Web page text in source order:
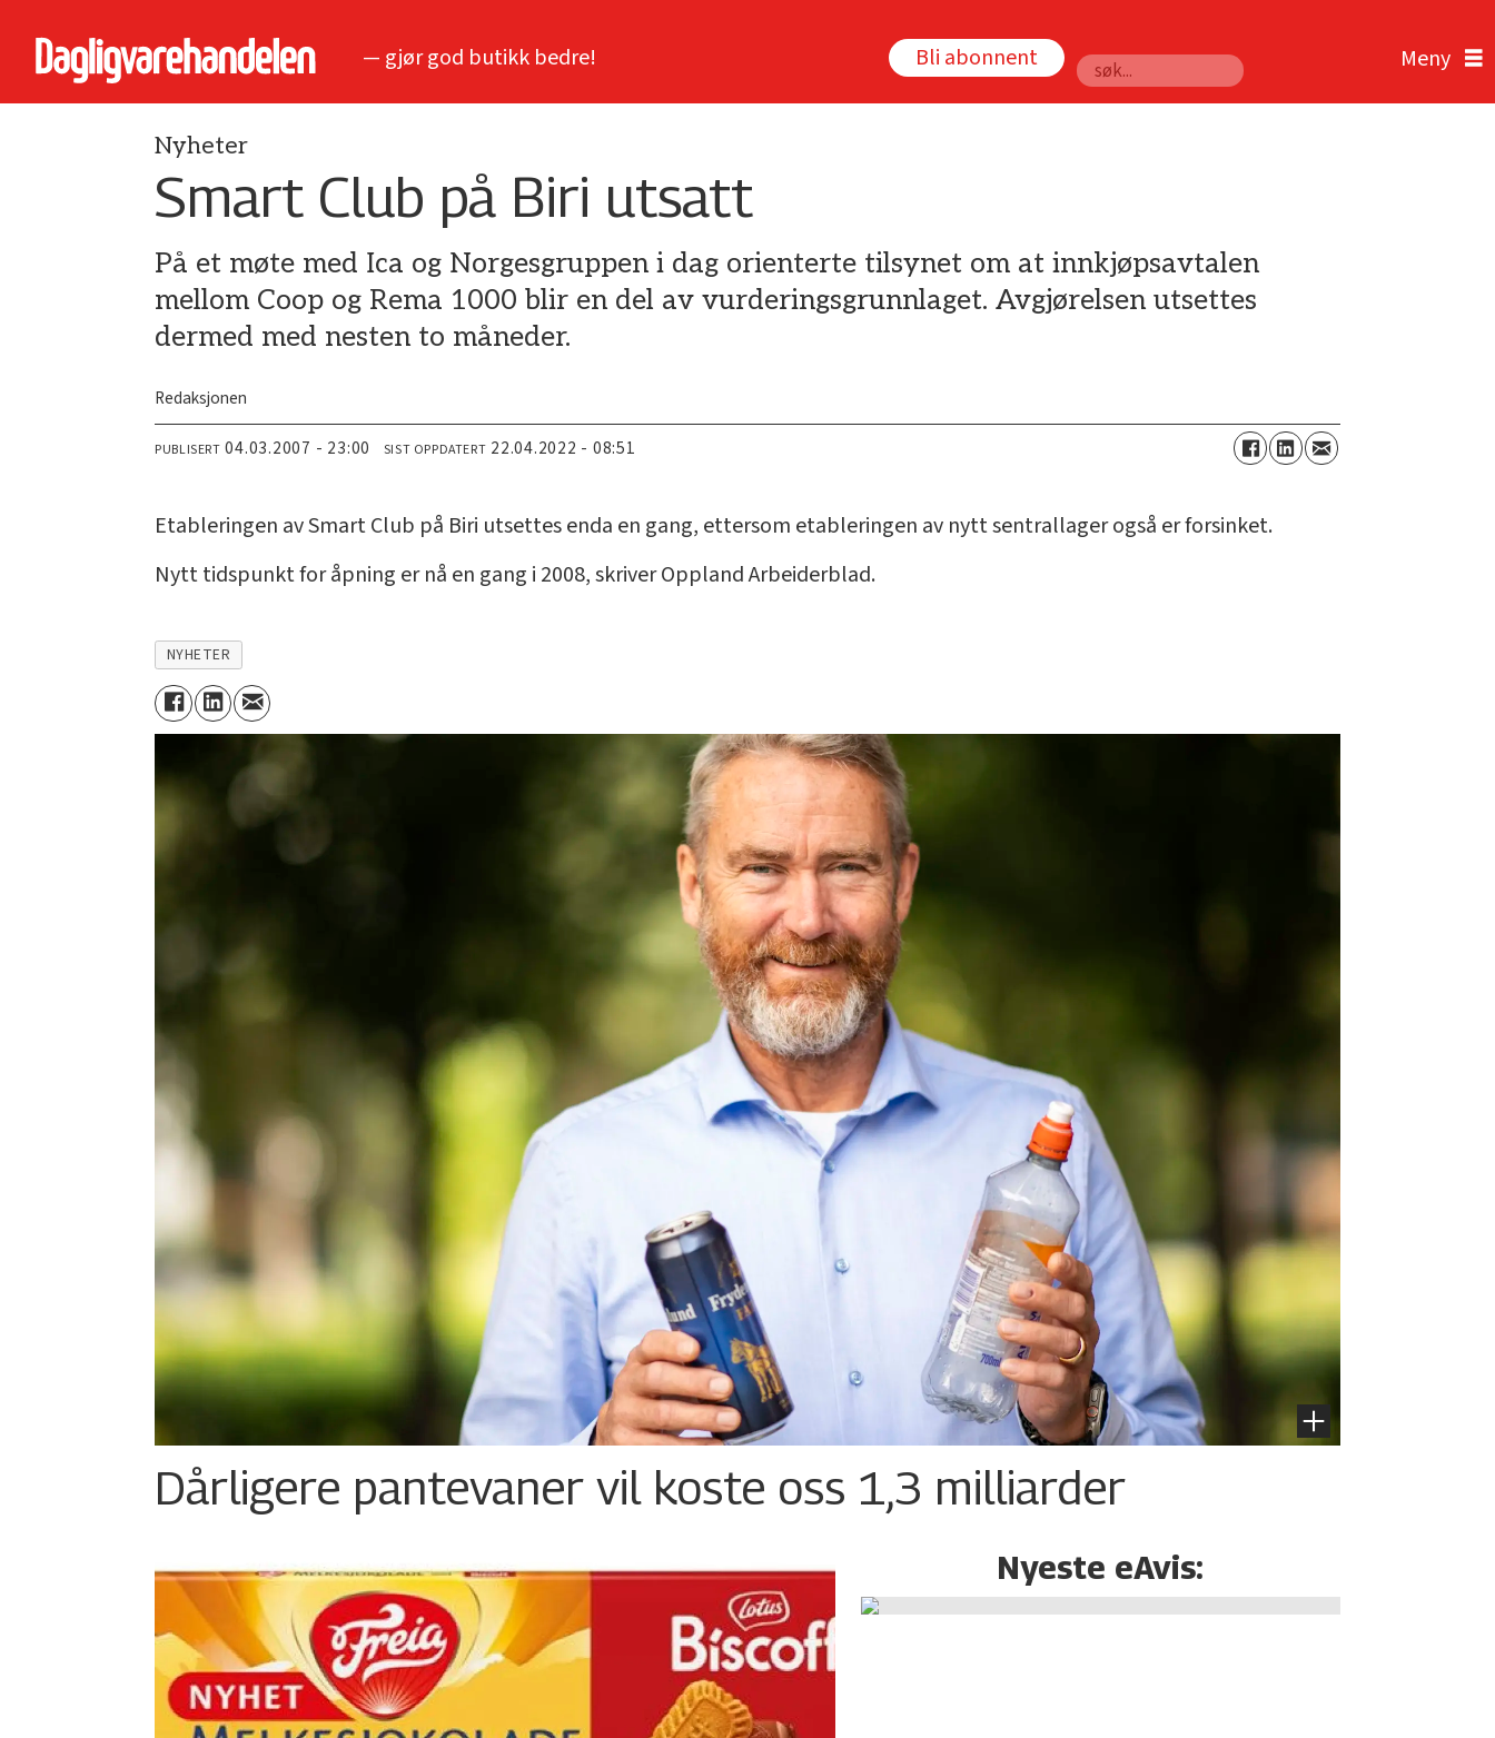
— gjør god butikk bedre! Bli abonnent
Søk
Nyheter
Smart Club på Biri utsatt
På et møte med Ica og Norgesgruppen i dag orienterte tilsynet om at innkjøpsavtalen
mellom Coop og Rema 1000 blir en del av vurderingsgrunnlaget. Avgjørelsen utsettes
dermed med nesten to måneder.
Redaksjonen
PUBLISERT 04.03.2007 - 23:00 SIST OPPDATERT 22.04.2022 - 08:51
Etableringen av Smart Club på Biri utsettes enda en gang, ettersom etableringen av nytt sentrallager også er forsinket.
Nytt tidspunkt for åpning er nå en gang i 2008, skriver Oppland Arbeiderblad.
NYHETER
Dårligere pantevaner vil koste oss 1,3 milliarder
Nyeste eAvis: